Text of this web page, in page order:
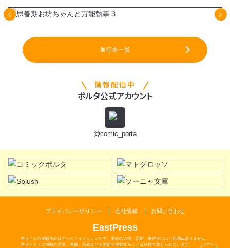
単行本一覧
情報配信中
ポルタ公式アカウント
@comic_porta
EastPress
本サイトの掲載作品はすべてフィクションです。実在の人物・団体・事件等には一切関係ありません。
本サイト上に掲載の文章、画像、写真などを無断で複製することは法律で禁じられています。
プライバシーポリシー 会社情報 お問い合わせ